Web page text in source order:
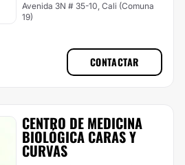
Avenida 3N # 35-10, Cali (Comuna
19)
CONTACTAR
CENTRO DE MEDICINA
BIOLÓGICA CARAS Y
CURVAS